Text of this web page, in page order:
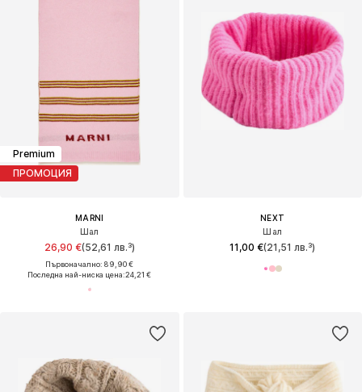
Premium
ПРОМОЦИЯ
MARNI
Шал
26,90 €(52,61 лв.³)
Първоначално: 89,90 €
Последна най-ниска цена:24,21 €
NEXT
Шал
11,00 €(21,51 лв.³)